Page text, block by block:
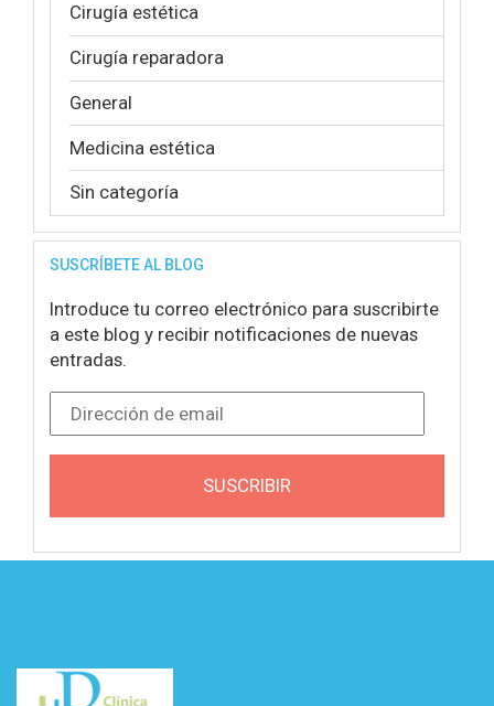
Cirugía estética
Cirugía reparadora
General
Medicina estética
Sin categoría
SUSCRÍBETE AL BLOG
Introduce tu correo electrónico para suscribirte
a este blog y recibir notificaciones de nuevas
entradas.
Dirección de email
SUSCRIBIR